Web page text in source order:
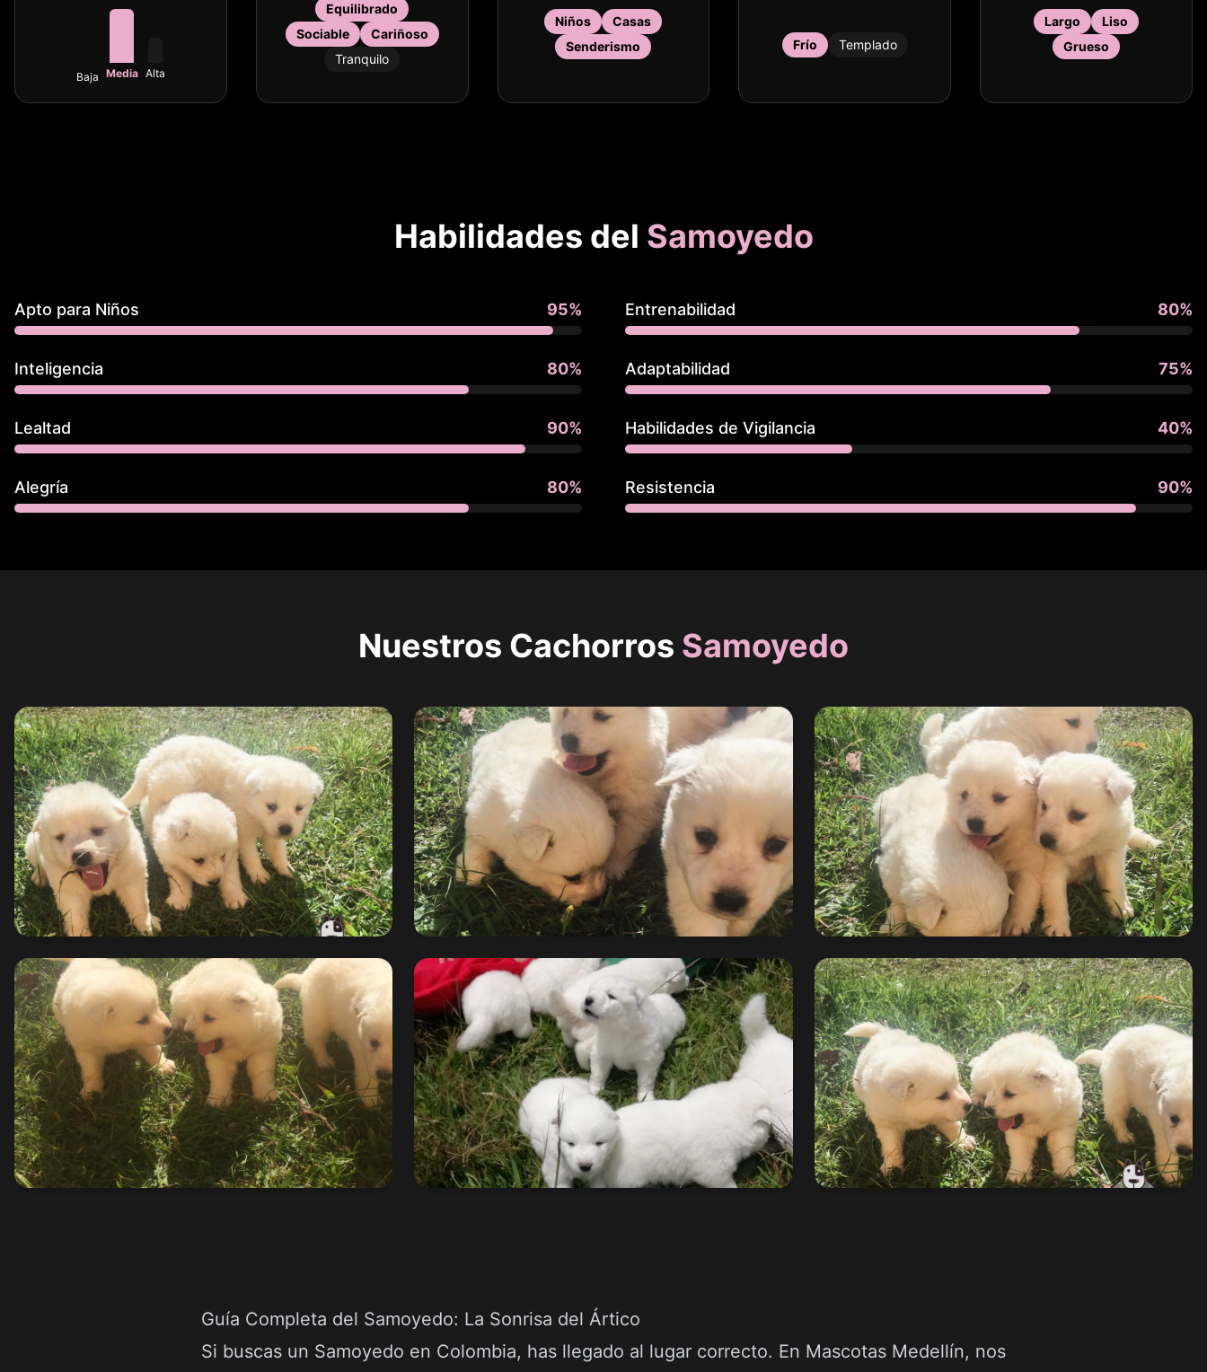
Baja Media Alta
Equilibrado
Sociable
Cariñoso
Tranquilo
Niños
Casas
Senderismo
Frío Templado
Largo
Liso
Grueso
Habilidades del Samoyedo
Apto para Niños 95% Entrenabilidad 80%
Inteligencia 80% Adaptabilidad 75%
Lealtad 90% Habilidades de Vigilancia 40%
Alegría 80% Resistencia 90%
Nuestros Cachorros Samoyedo
Guía Completa del Samoyedo: La Sonrisa del Ártico
Si buscas un Samoyedo en Colombia, has llegado al lugar correcto. En Mascotas Medellín, nos